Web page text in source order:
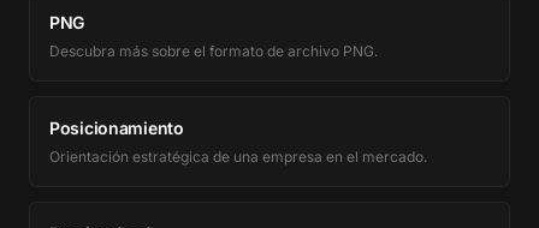
PNG
Descubra más sobre el formato de archivo PNG.
Posicionamiento
Orientación estratégica de una empresa en el mercado.